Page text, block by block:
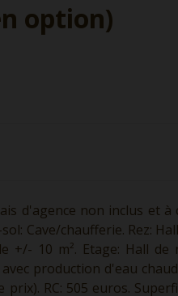
option)
d'agence non inclus et à
Cave/chaufferie. Rez:
+/- 10 m². Etage: Hall de
production d'eau
RC: 505 euros.